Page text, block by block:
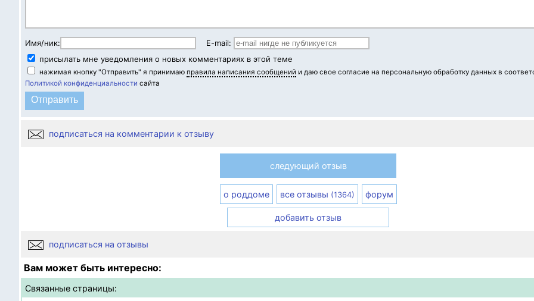
Имя/ник:
E-mail:
присылать мне уведомления о новых комментариях в этой теме
нажимая кнопку "Отправить" я принимаю правила написания сообщений и даю свое согласие на персональную обработку данных в
Политикой конфиденциальности сайта
подписаться на комментарии к отзыву
следующий отзыв
о роддоме все отзывы (1364) форум
добавить отзыв
подписаться на отзывы
Вам может быть интересно:
Связанные страницы: